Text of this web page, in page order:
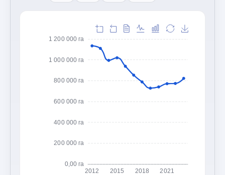
0,00 га
200 000 га
400 000 га
600 000 га
800 000 га
1 000 000 га
1 200 000 га
2012 2015 2018 2021